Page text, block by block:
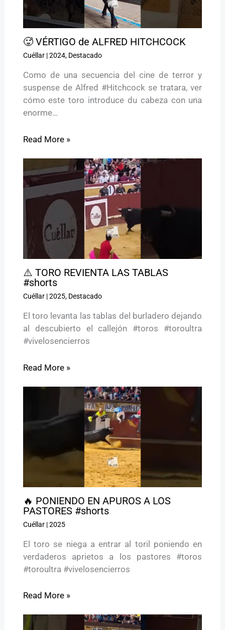
🥵 VÉRTIGO de ALFRED HITCHCOCK
Cuéllar|2024, Destacado
Como de una secuencia del cine de terror y
suspense de Alfred #Hitchcock se tratara, ver
cómo este toro introduce du cabeza con una
enorme…
Read More »
⚠️ TORO REVIENTA LAS TABLAS
#shorts
Cuéllar|2025, Destacado
El toro levanta las tablas del burladero dejando
al descubierto el callejón #toros #toroultra
#vivelosencierros
Read More »
🔥 PONIENDO EN APUROS A LOS
PASTORES #shorts
Cuéllar|2025
El toro se niega a entrar al toril poniendo en
verdaderos aprietos a los pastores #toros
#toroultra #vivelosencierros
Read More »